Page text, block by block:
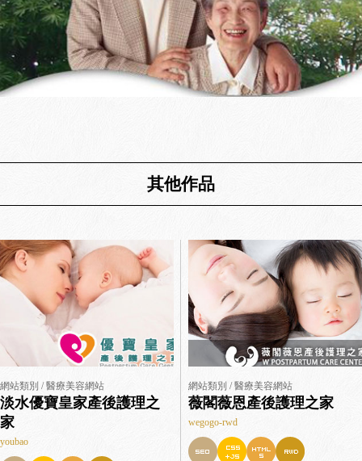
其他作品
網站類別 / 醫療美容網站
淡水優寶皇家產後護理之
家
youbao
網站類別 / 醫療美容網站
薇閣薇恩產後護理之家
wegogo-rwd